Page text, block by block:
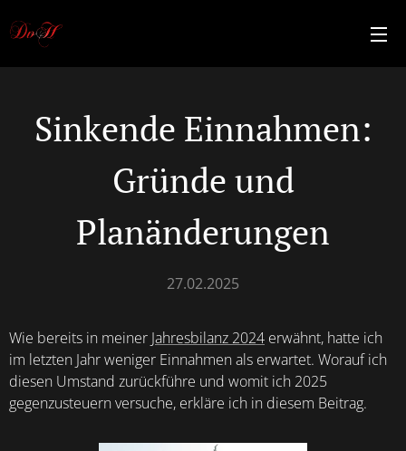
Sinkende Einnahmen:
Gründe und
Planänderungen
27.02.2025
Wie bereits in meiner Jahresbilanz 2024 erwähnt, hatte ich
im letzten Jahr weniger Einnahmen als erwartet. Worauf ich
diesen Umstand zurückführe und womit ich 2025
gegenzusteuern versuche, erkläre ich in diesem Beitrag.